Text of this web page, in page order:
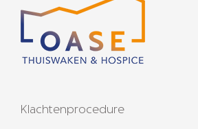
Klachtenprocedure